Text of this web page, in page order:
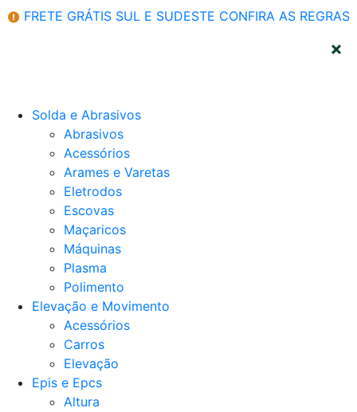
FRETE GRÁTIS SUL E SUDESTE CONFIRA AS REGRAS
Solda e Abrasivos
Abrasivos
Acessórios
Arames e Varetas
Eletrodos
Escovas
Maçaricos
Máquinas
Plasma
Polimento
Elevação e Movimento
Acessórios
Carros
Elevação
Epis e Epcs
Altura